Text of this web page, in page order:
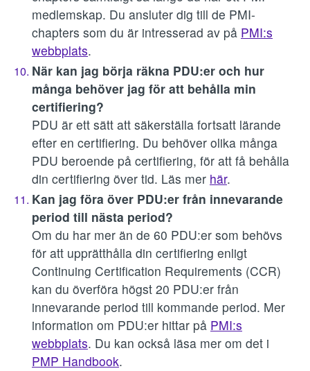
medlemskap. Du ansluter dig till de PMI-
chapters som du är intresserad av på PMI:s
webbplats.
När kan jag börja räkna PDU:er och hur
många behöver jag för att behålla min
certifiering?
PDU är ett sätt att säkerställa fortsatt lärande
efter en certifiering. Du behöver olika många
PDU beroende på certifiering, för att få behålla
din certifiering över tid. Läs mer här.
Kan jag föra över PDU:er från innevarande
period till nästa period?
Om du har mer än de 60 PDU:er som behövs
för att upprätthålla din certifiering enligt
Continuing Certification Requirements (CCR)
kan du överföra högst 20 PDU:er från
innevarande period till kommande period. Mer
information om PDU:er hittar på PMI:s
webbplats. Du kan också läsa mer om det i
PMP Handbook.